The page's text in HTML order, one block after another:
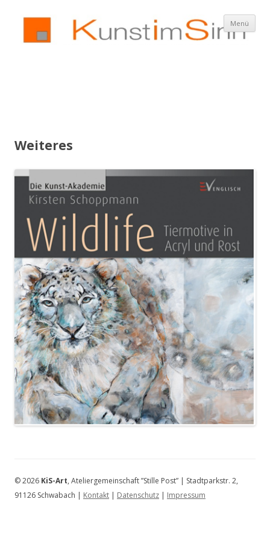
Menü
Weiteres
© 2026 KiS-Art, Ateliergemeinschaft ”Stille Post” | Stadtparkstr. 2,
91126 Schwabach | Kontakt | Datenschutz | Impressum